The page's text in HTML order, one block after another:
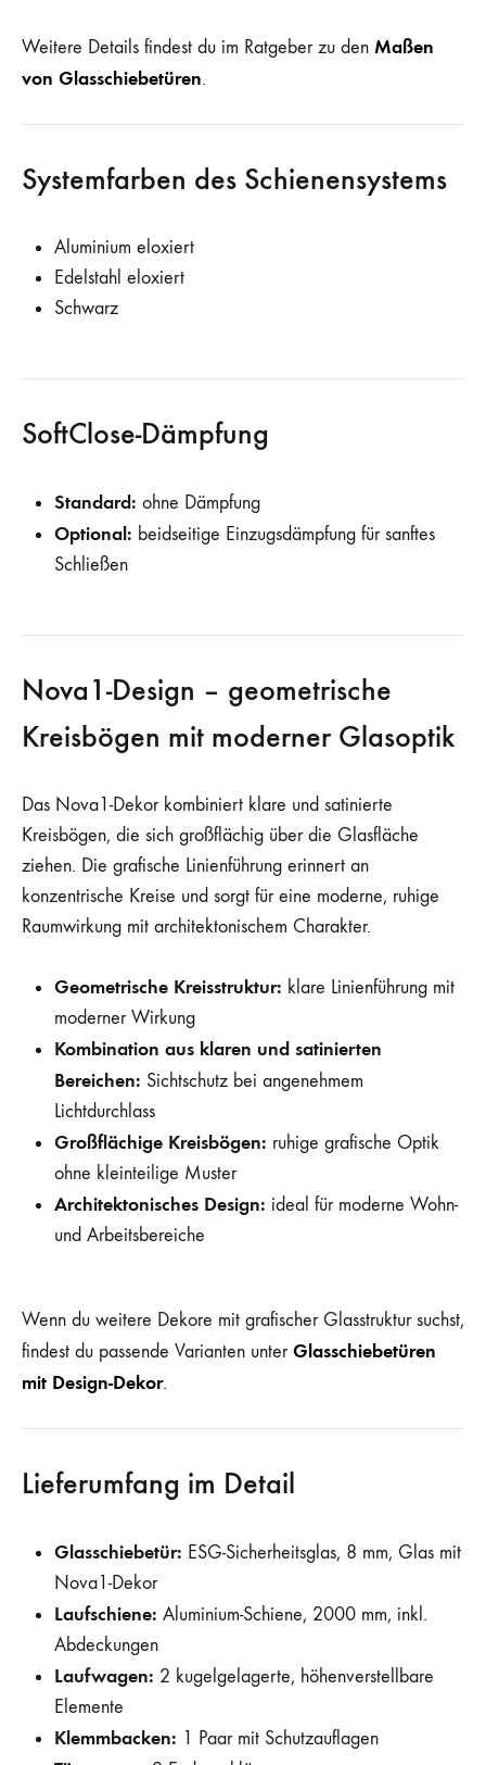
Weitere Details findest du im Ratgeber zu den Maßen
von Glasschiebetüren.
Systemfarben des Schienensystems
Aluminium eloxiert
Edelstahl eloxiert
Schwarz
SoftClose-Dämpfung
Standard: ohne Dämpfung
Optional: beidseitige Einzugsdämpfung für sanftes
Schließen
Nova1-Design – geometrische
Kreisbögen mit moderner Glasoptik
Das Nova1-Dekor kombiniert klare und satinierte
Kreisbögen, die sich großflächig über die Glasfläche
ziehen. Die grafische Linienführung erinnert an
konzentrische Kreise und sorgt für eine moderne, ruhige
Raumwirkung mit architektonischem Charakter.
Geometrische Kreisstruktur: klare Linienführung mit
moderner Wirkung
Kombination aus klaren und satinierten
Bereichen: Sichtschutz bei angenehmem
Lichtdurchlass
Großflächige Kreisbögen: ruhige grafische Optik
ohne kleinteilige Muster
Architektonisches Design: ideal für moderne Wohn-
und Arbeitsbereiche
Wenn du weitere Dekore mit grafischer Glasstruktur suchst,
findest du passende Varianten unterGlasschiebetüren
mit Design-Dekor.
Lieferumfang im Detail
Glasschiebetür: ESG-Sicherheitsglas, 8 mm, Glas mit
Nova1-Dekor
Laufschiene: Aluminium-Schiene, 2000 mm, inkl.
Abdeckungen
Laufwagen: 2 kugelgelagerte, höhenverstellbare
Elemente
Klemmbacken: 1 Paar mit Schutzauflagen